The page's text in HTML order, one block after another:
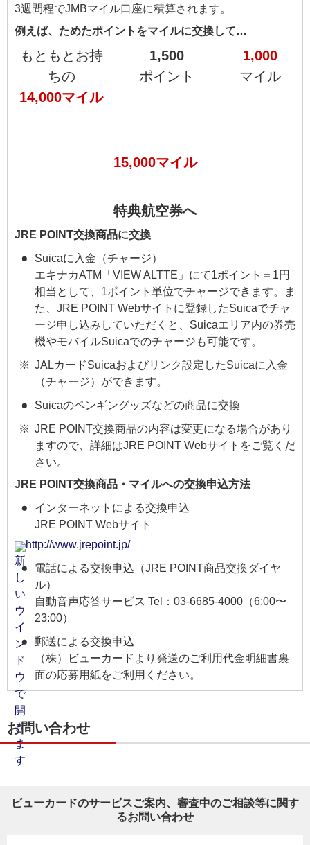
3週間程でJMBマイル口座に積算されます。
例えば、ためたポイントをマイルに交換して…
もともとお持
ちの
14,000マイル
1,500
ポイント
1,000
マイル
15,000マイル
特典航空券へ
JRE POINT交換商品に交換
Suicaに入金（チャージ）
エキナカATM「VIEW ALTTE」にて1ポイント＝1円
相当として、1ポイント単位でチャージできます。ま
た、JRE POINT Webサイトに登録したSuicaでチャ
ージ申し込みしていただくと、Suicaエリア内の券売
機やモバイルSuicaでのチャージも可能です。
JALカードSuicaおよびリンク設定したSuicaに入金
（チャージ）ができます。
Suicaのペンギングッズなどの商品に交換
JRE POINT交換商品の内容は変更になる場合があり
ますので、詳細はJRE POINT Webサイトをご覧くだ
さい。
JRE POINT交換商品・マイルへの交換申込方法
インターネットによる交換申込
JRE POINT Webサイト
http://www.jrepoint.jp/
電話による交換申込（JRE POINT商品交換ダイヤ
ル）
自動音声応答サービス Tel：03-6685-4000（6:00〜
23:00）
郵送による交換申込
（株）ビューカードより発送のご利用代金明細書裏
面の応募用紙をご利用ください。
お問い合わせ
ビューカードのサービスご案内、審査中のご相談等に関す
るお問い合わせ